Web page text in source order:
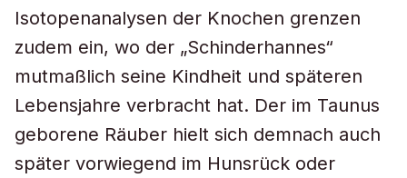
Isotopenanalysen der Knochen grenzen
zudem ein, wo der „Schinderhannes“
mutmaßlich seine Kindheit und späteren
Lebensjahre verbracht hat. Der im Taunus
geborene Räuber hielt sich demnach auch
später vorwiegend im Hunsrück oder